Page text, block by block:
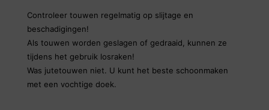
Controleer touwen regelmatig op slijtage en
beschadigingen!
Als touwen worden geslagen of gedraaid, kunnen ze
tijdens het gebruik losraken!
Was jutetouwen niet. U kunt het beste schoonmaken
met een vochtige doek.